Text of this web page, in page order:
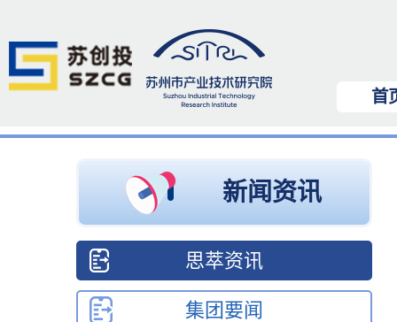
首
新闻资讯
思萃资讯
集团要闻